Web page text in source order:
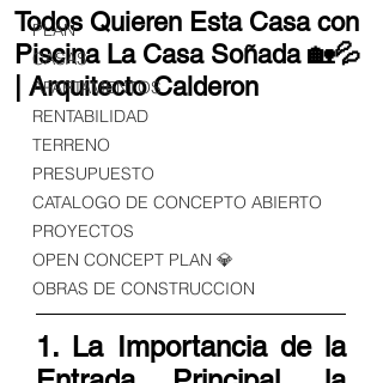
PLAN
CASAS
APARTAMENTOS
RENTABILIDAD
TERRENO
PRESUPUESTO
CATALOGO DE CONCEPTO ABIERTO
PROYECTOS
OPEN CONCEPT PLAN 💎
OBRAS DE CONSTRUCCION
Todos Quieren Esta Casa con
Piscina La Casa Soñada 🏡💦
| Arquitecto Calderon
1. La Importancia de la